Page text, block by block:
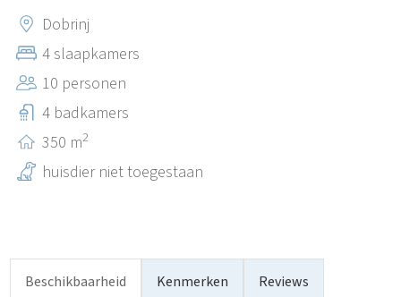
tegelijkertijd op slechts enkele minuten rijden ligt van de
prachtige stranden van Krk, restaurants en talrijke
toeristische attracties. Dankzij de uitstekende ligging is
Kras een ideaal uitgangspunt om alle schoonheden van
het eiland Krk te verkennen.
Dobrinj
4 slaapkamers
10 personen
4 badkamers
350 m2
huisdier niet toegestaan
Beschikbaarheid Kenmerken Reviews